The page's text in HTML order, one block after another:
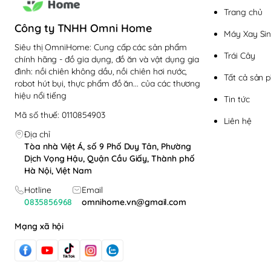
Điều khiển dạng
Nồi chiên không dầu
người trẻ mà cả những cô
Chất liệu cao cấp
Vỏ của nồi chiên không dầu
toàn. Còn khung của nồi
Công ty TNHH Omni Home
Siêu thị OmniHome: Cung cấp các sản phẩm
chính hãng - đồ gia dụng, đồ ăn và vật dụng gia
đình: nồi chiên không dầu, nồi chiên hơi nước,
robot hút bụi, thực phẩm đồ ăn... của các thương
hiệu nổi tiếng
Mã số thuế: 0110854903
Địa chỉ
Tòa nhà Việt Á, số 9 Phố Duy Tân, Phường
Dịch Vọng Hậu, Quận Cầu Giấy, Thành phố
Hà Nội, Việt Nam
Hotline
0835856968
Email
omnihome.vn@gmail.com
Mạng xã hội
Trang chủ
Máy Xay
Trái Cây
Tất cả sản
Tin tức
Liên hệ